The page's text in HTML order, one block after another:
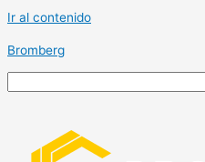
Ir al contenido
Bromberg